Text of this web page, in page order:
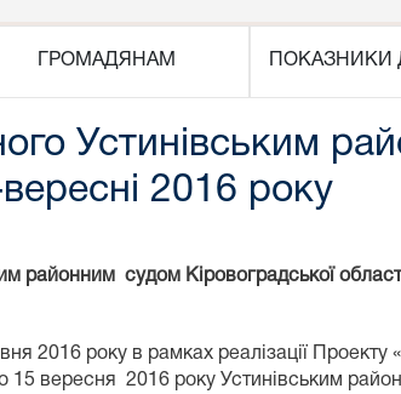
ГРОМАДЯНАМ ПОКАЗНИКИ
Устинівським
вересні 2016 року
районним судом Кіровоградської
2016 року в рамках реалізації Проекту
15 вересня
2016 року Устинівським